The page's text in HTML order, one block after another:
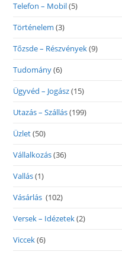
Telefon – Mobil(5)
Történelem (3)
Tőzsde – Részvények(9)
Tudomány(6)
Ügyvéd – Jogász(15)
Utazás – Szállás(199)
Üzlet(50)
Vállalkozás(36)
Vallás(1)
Vásárlás (102)
Versek – Idézetek(2)
Viccek(6)